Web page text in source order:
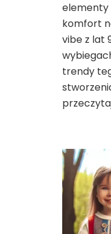
elementy
komfort
vibe z lat
trendy